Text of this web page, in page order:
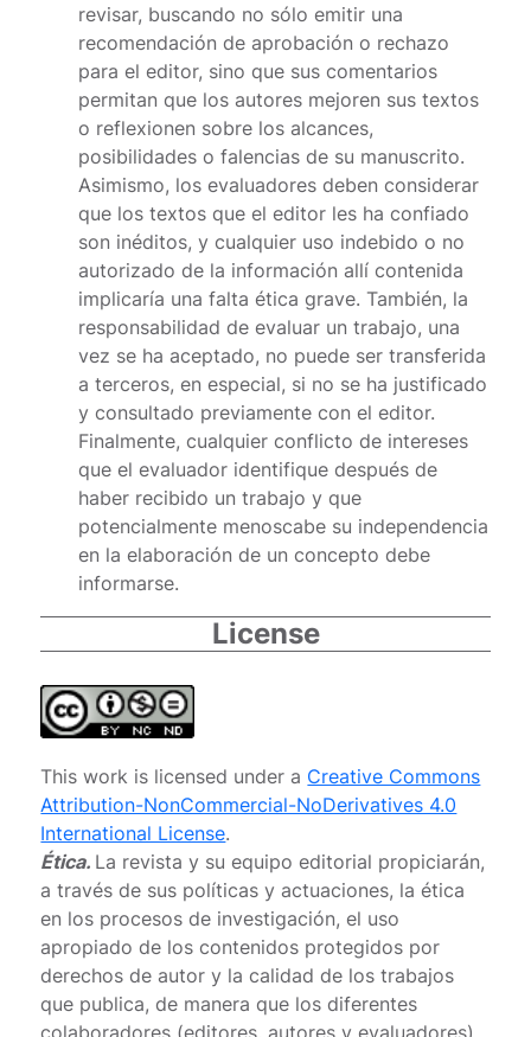
License
This work is licensed under a Creative Commons
Attribution-NonCommercial-NoDerivatives 4.0
International License.
Ética. La revista y su equipo editorial propiciarán,
a través de sus políticas y actuaciones, la ética
en los procesos de investigación, el uso
apropiado de los contenidos protegidos por
derechos de autor y la calidad de los trabajos
que publica, de manera que los diferentes
revisar, buscando no sólo emitir una
recomendación de aprobación o rechazo
para el editor, sino que sus comentarios
permitan que los autores mejoren sus textos
o reflexionen sobre los alcances,
posibilidades o falencias de su manuscrito.
Asimismo, los evaluadores deben considerar
que los textos que el editor les ha confiado
son inéditos, y cualquier uso indebido o no
autorizado de la información allí contenida
implicaría una falta ética grave. También, la
responsabilidad de evaluar un trabajo, una
vez se ha aceptado, no puede ser transferida
a terceros, en especial, si no se ha justificado
y consultado previamente con el editor.
Finalmente, cualquier conflicto de intereses
que el evaluador identifique después de
haber recibido un trabajo y que
potencialmente menoscabe su independencia
en la elaboración de un concepto debe
informarse.